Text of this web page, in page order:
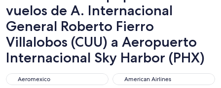
vuelos de A. Internacional
General Roberto Fierro
Villalobos (CUU) a Aeropuerto
Internacional Sky Harbor (PHX)
Aeromexico
Aeromexico American Airlines
American Airlines